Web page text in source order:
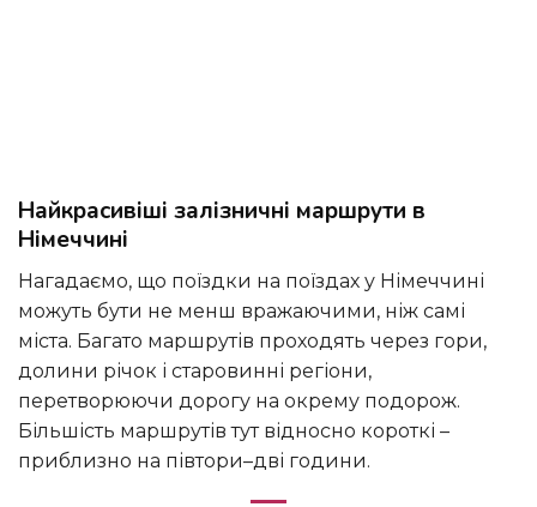
Найкрасивіші залізничні маршрути в
Німеччині
Нагадаємо, що поїздки на поїздах у Німеччині
можуть бути не менш вражаючими, ніж самі
міста. Багато маршрутів проходять через гори,
долини річок і старовинні регіони,
перетворюючи дорогу на окрему подорож.
Більшість маршрутів тут відносно короткі –
приблизно на півтори–дві години.